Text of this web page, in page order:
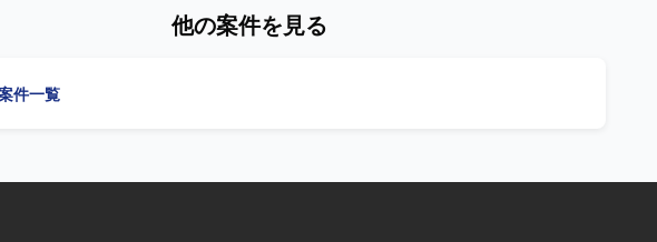
ます。 【求める人物像】 新しい技術やOSSに興味を持ち、自ら
テナ技術を活用した共通基盤の設計・構築・運用に携わることができます。
ージョン管理：GitLab 使用技術：VictoriaMetrics、Grafana、Backstage、
他の案件を見る
件一覧